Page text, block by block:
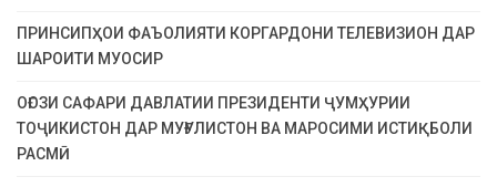
ПРИНСИПҲОИ ФАЪОЛИЯТИ КОРГАРДОНИ ТЕЛЕВИЗИОН ДАР
ШАРОИТИ МУОСИР
ОҒОЗИ САФАРИ ДАВЛАТИИ ПРЕЗИДЕНТИ ҶУМҲУРИИ
ТОҶИКИСТОН ДАР МУҒУЛИСТОН ВА МАРОСИМИ ИСТИҚБОЛИ
РАСМӢ